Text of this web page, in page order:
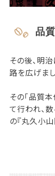
品
その後、明
路を広げまし
その「品質
て行われ、
の『丸久小